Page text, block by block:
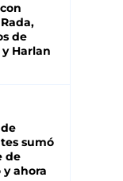
de
Harlan
sumó
de
y ahora